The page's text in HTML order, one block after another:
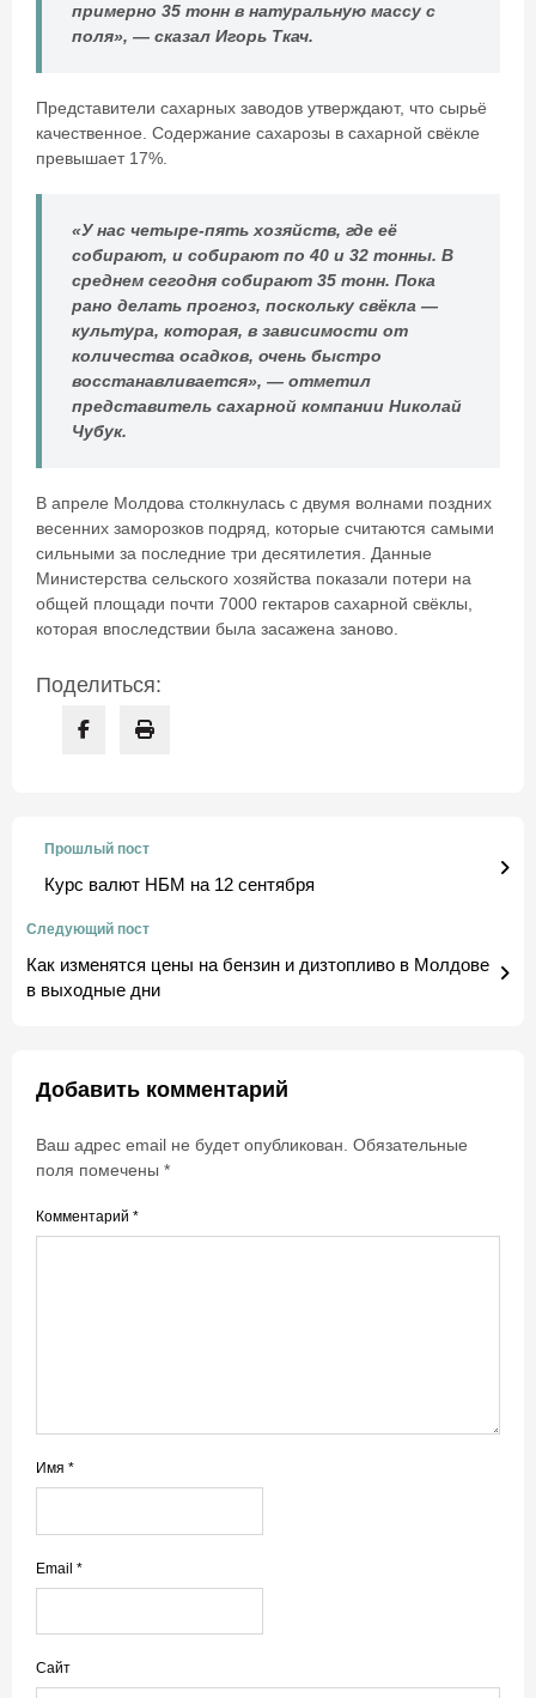
примерно 35 тонн в натуральную массу с
поля», — сказал Игорь Ткач.
Представители сахарных заводов утверждают, что сырьё
качественное. Содержание сахарозы в сахарной свёкле
превышает 17%.
«У нас четыре-пять хозяйств, где её
собирают, и собирают по 40 и 32 тонны. В
среднем сегодня собирают 35 тонн. Пока
рано делать прогноз, поскольку свёкла —
культура, которая, в зависимости от
количества осадков, очень быстро
восстанавливается», — отметил
представитель сахарной компании Николай
Чубук.
В апреле Молдова столкнулась с двумя волнами поздних
весенних заморозков подряд, которые считаются самыми
сильными за последние три десятилетия. Данные
Министерства сельского хозяйства показали потери на
общей площади почти 7000 гектаров сахарной свёклы,
которая впоследствии была засажена заново.
Поделиться:
Прошлый пост
Курс валют НБМ на 12 сентября
Следующий пост
Как изменятся цены на бензин и дизтопливо в Молдове
в выходные дни
Добавить комментарий
Ваш адрес email не будет опубликован. Обязательные
поля помечены *
Комментарий *
Имя *
Email *
Сайт